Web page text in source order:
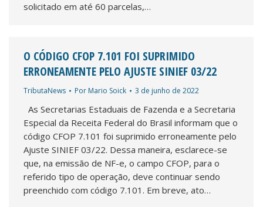
solicitado em até 60 parcelas,…
O CÓDIGO CFOP 7.101 FOI SUPRIMIDO
ERRONEAMENTE PELO AJUSTE SINIEF 03/22
TributaNews Por Mario Soick 3 de junho de 2022
As Secretarias Estaduais de Fazenda e a Secretaria
Especial da Receita Federal do Brasil informam que o
código CFOP 7.101 foi suprimido erroneamente pelo
Ajuste SINIEF 03/22. Dessa maneira, esclarece-se
que, na emissão de NF-e, o campo CFOP, para o
referido tipo de operação, deve continuar sendo
preenchido com código 7.101. Em breve, ato…